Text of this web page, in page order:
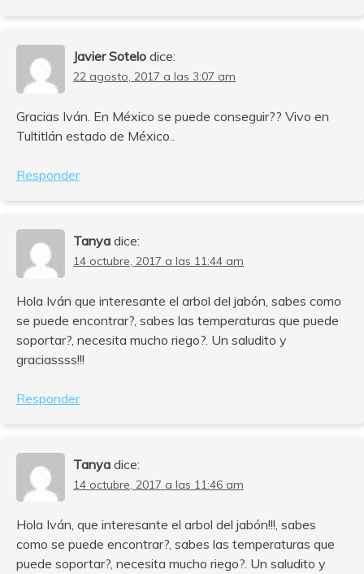
Javier Sotelo dice:
22 agosto, 2017 a las 3:07 am
Gracias Iván. En México se puede conseguir?? Vivo en
Tultitlán estado de México..
Responder
Tanya dice:
14 octubre, 2017 a las 11:44 am
Hola Iván que interesante el arbol del jabón, sabes como
se puede encontrar?, sabes las temperaturas que puede
soportar?, necesita mucho riego?. Un saludito y
graciassss!!!
Responder
Tanya dice:
14 octubre, 2017 a las 11:46 am
Hola Iván, que interesante el arbol del jabón!!!, sabes
como se puede encontrar?, sabes las temperaturas que
puede soportar?, necesita mucho riego?. Un saludito y